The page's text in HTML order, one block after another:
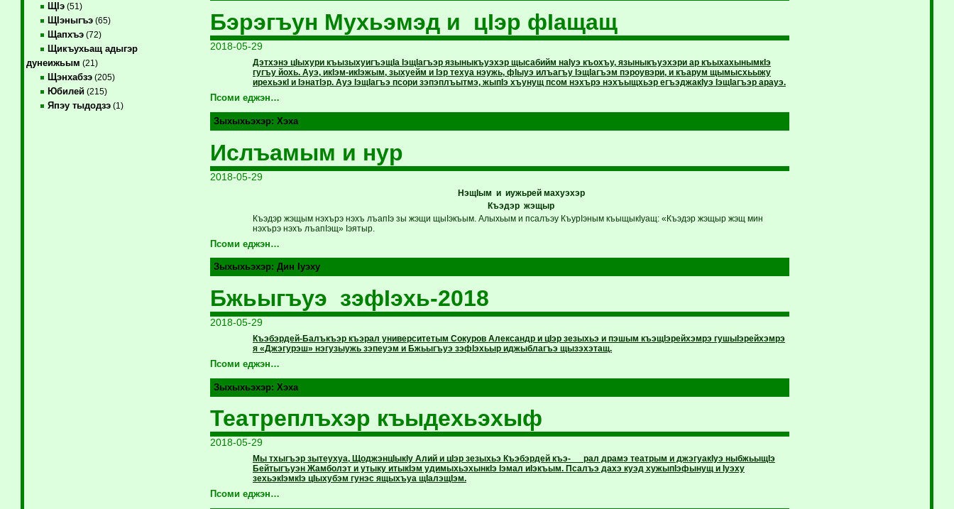
ЩIэ(51)
ЩIэныгъэ(65)
Щапхъэ(72)
Щикъухьащ адыгэр
дунеижьым (21)
Щэнхабзэ(205)
Юбилей(215)
Япэу тыдодзэ(1)
Бэрэгъун Мухьэмэд и цIэр фIащащ
2018-05-29
Дэтхэнэ цIыхури къызыхуигъэщIа IэщIагъэр языныкъуэхэр щысабийм наIуэ къохъу, языныкъуэхэри ар къыхахынымкIэ
гугъу йохь. Ауэ, икIэм-икIэжым, зыхуейм и Iэр техуа нэужь, фIыуэ илъагъу IэщIагъэм пэроувэри, и къарум щымысхьыжу
ирехьэкI и IэнатIэр. Ауэ IэщIагъэ псори зэпэплъытмэ, жыпIэ хъунущ псом нэхърэ нэхъыщхьэр егъэджакIуэ IэщIагъэр арауэ.
Псоми еджэн…
Зыхыхьэхэр: Хэха
Ислъамым и нур
2018-05-29
НэщIым и иужьрей махуэхэр
Къэдэр жэщыр
Къэдэр жэщым нэхърэ нэхъ лъапIэ зы жэщи щыIэкъым. Алыхьым и псалъэу КъурIэным къыщыкIуащ: «Къэдэр жэщыр жэщ мин
нэхърэ нэхъ лъапIэщ» Iэятыр.
Псоми еджэн…
Зыхыхьэхэр: Дин Iуэху
Бжьыгъуэ зэфIэхь-2018
2018-05-29
Къэбэрдей-Балъкъэр къэрал университетым Сокуров Александр и цIэр зезыхьэ и пэшым къэщIэрейхэмрэ гушыIэрейхэмрэ
я «Джэгурэш» нэгузыужь зэпеуэм и Бжьыгъуэ зэфIэхьыр иджыблагъэ щызэхэтащ.
Псоми еджэн…
Зыхыхьэхэр: Хэха
Театреплъхэр къыдехьэхыф
2018-05-29
Мы тхыгъэр зытеухуа, ЩоджэнцIыкIу Алий и цIэр зезыхьэ Къэбэрдей къэ- рал драмэ театрым и джэгуакIуэ ныбжьыщIэ
Бейтыгъуэн Жамболэт и утыку итыкIэм удимыхьэхынкIэ Iэмал иIэкъым. Псалъэ дахэ куэд хужыпIэфынущ и Iуэху
зехьэкIэмкIэ цIыхубэм гунэс ящыхъуа щIалэщIэм.
Псоми еджэн…